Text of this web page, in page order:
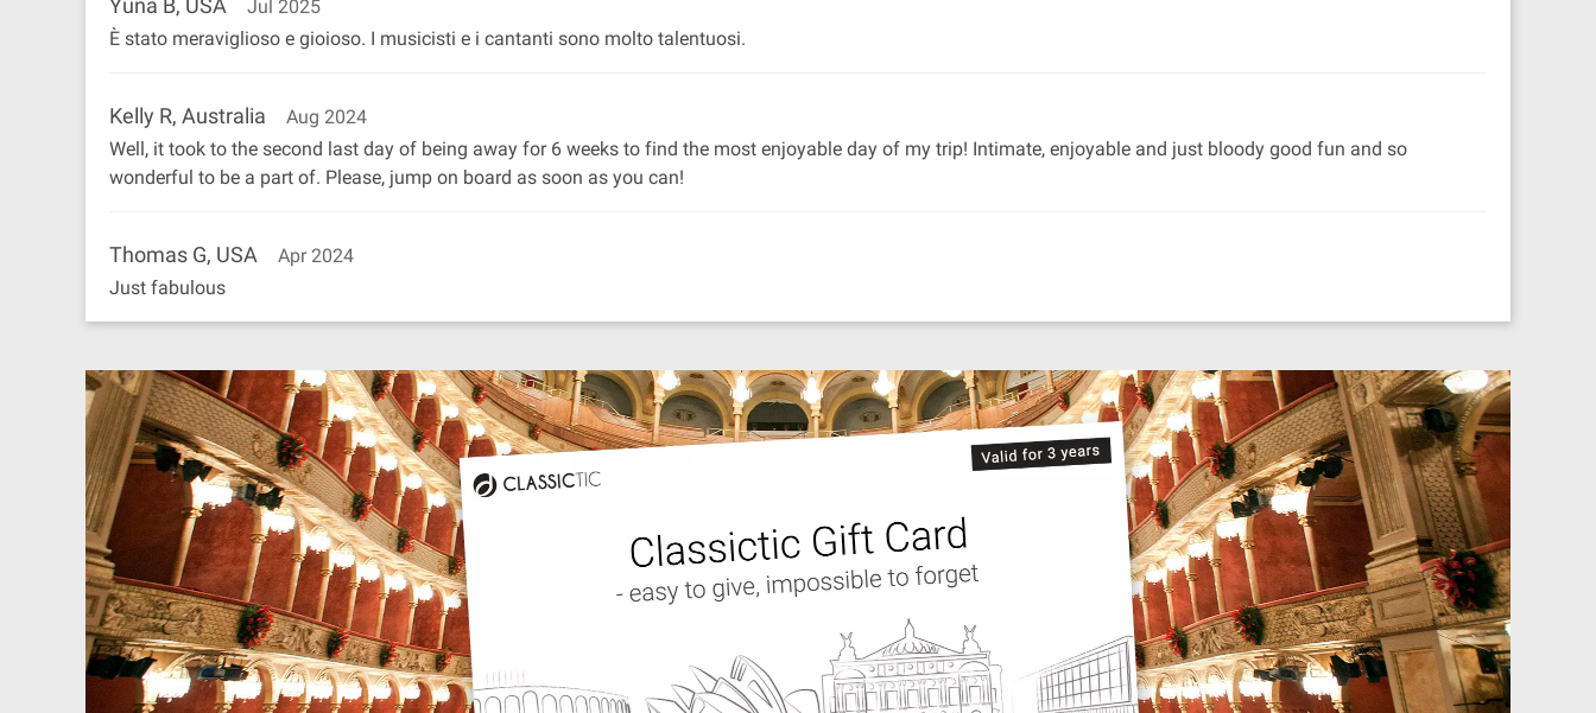
Yuna B, USA
Jul 2025
È stato meraviglioso e gioioso. I musicisti e i cantanti sono molto talentuosi.
Kelly R, Australia
Aug 2024
Well, it took to the second last day of being away for 6 weeks to find the most enjoyable day of my trip! Intimate, enjoyable and just bloody good fun and so
wonderful to be a part of. Please, jump on board as soon as you can!
Thomas G, USA
Apr 2024
Just fabulous